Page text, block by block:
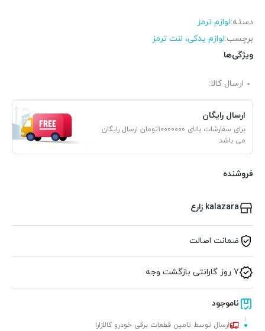
دسته:لوازم ترمز
برچسب:لوازم یدکی، لنت ترمز
ویژگی‌ها
ارسال کالا:
ارسال رایگان
برای سفارشات بالای 10000000تومان ارسال رایگان
می باشد.
فروشنده
kalazara زارع
ضمانت اصالت
7 روز گارانتی بازگشت وجه
ناموجود
ارسال توسط تامین قطعات برقی خودرو کالازارا